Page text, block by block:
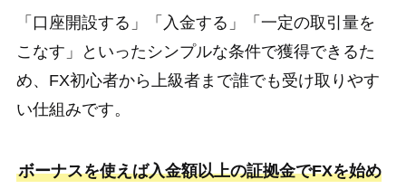
「口座開設する」「入金する」「一定の取引量を
こなす」といったシンプルな条件で獲得できるた
め、FX初心者から上級者まで誰でも受け取りやす
い仕組みです。
ボーナスを使えば入金額以上の証拠金でFXを始め